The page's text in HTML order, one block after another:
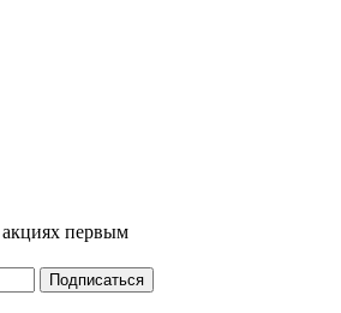
акциях первым